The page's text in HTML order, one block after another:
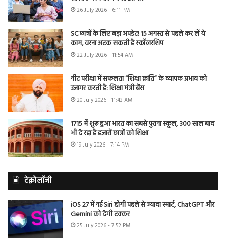
26 July 2026 - 6:11 PM
SC छात्रों के लिए बड़ा अपडेट! 15 अगस्त से पहले कर लें ये
काम, वरना अटक सकती है स्कॉलरशिप
22 July 2026 - 11:54 AM
नीट परीक्षा में सफलता “शिक्षा क्रांति” के व्यापक प्रभाव को
उजागर करती है: शिक्षा मंत्री बैंस
20 July 2026 - 11:43 AM
1715 में शुरू हुआ भारत का सबसे पुराना स्कूल, 300 साल बाद
भी दे रहा है हजारों छात्रों को शिक्षा
19 July 2026 - 7:14 PM
टेक्नोलॉजी
iOS 27 में नई Siri होगी पहले से ज्यादा स्मार्ट, ChatGPT और
Gemini को देगी टक्कर
25 July 2026 - 7:52 PM